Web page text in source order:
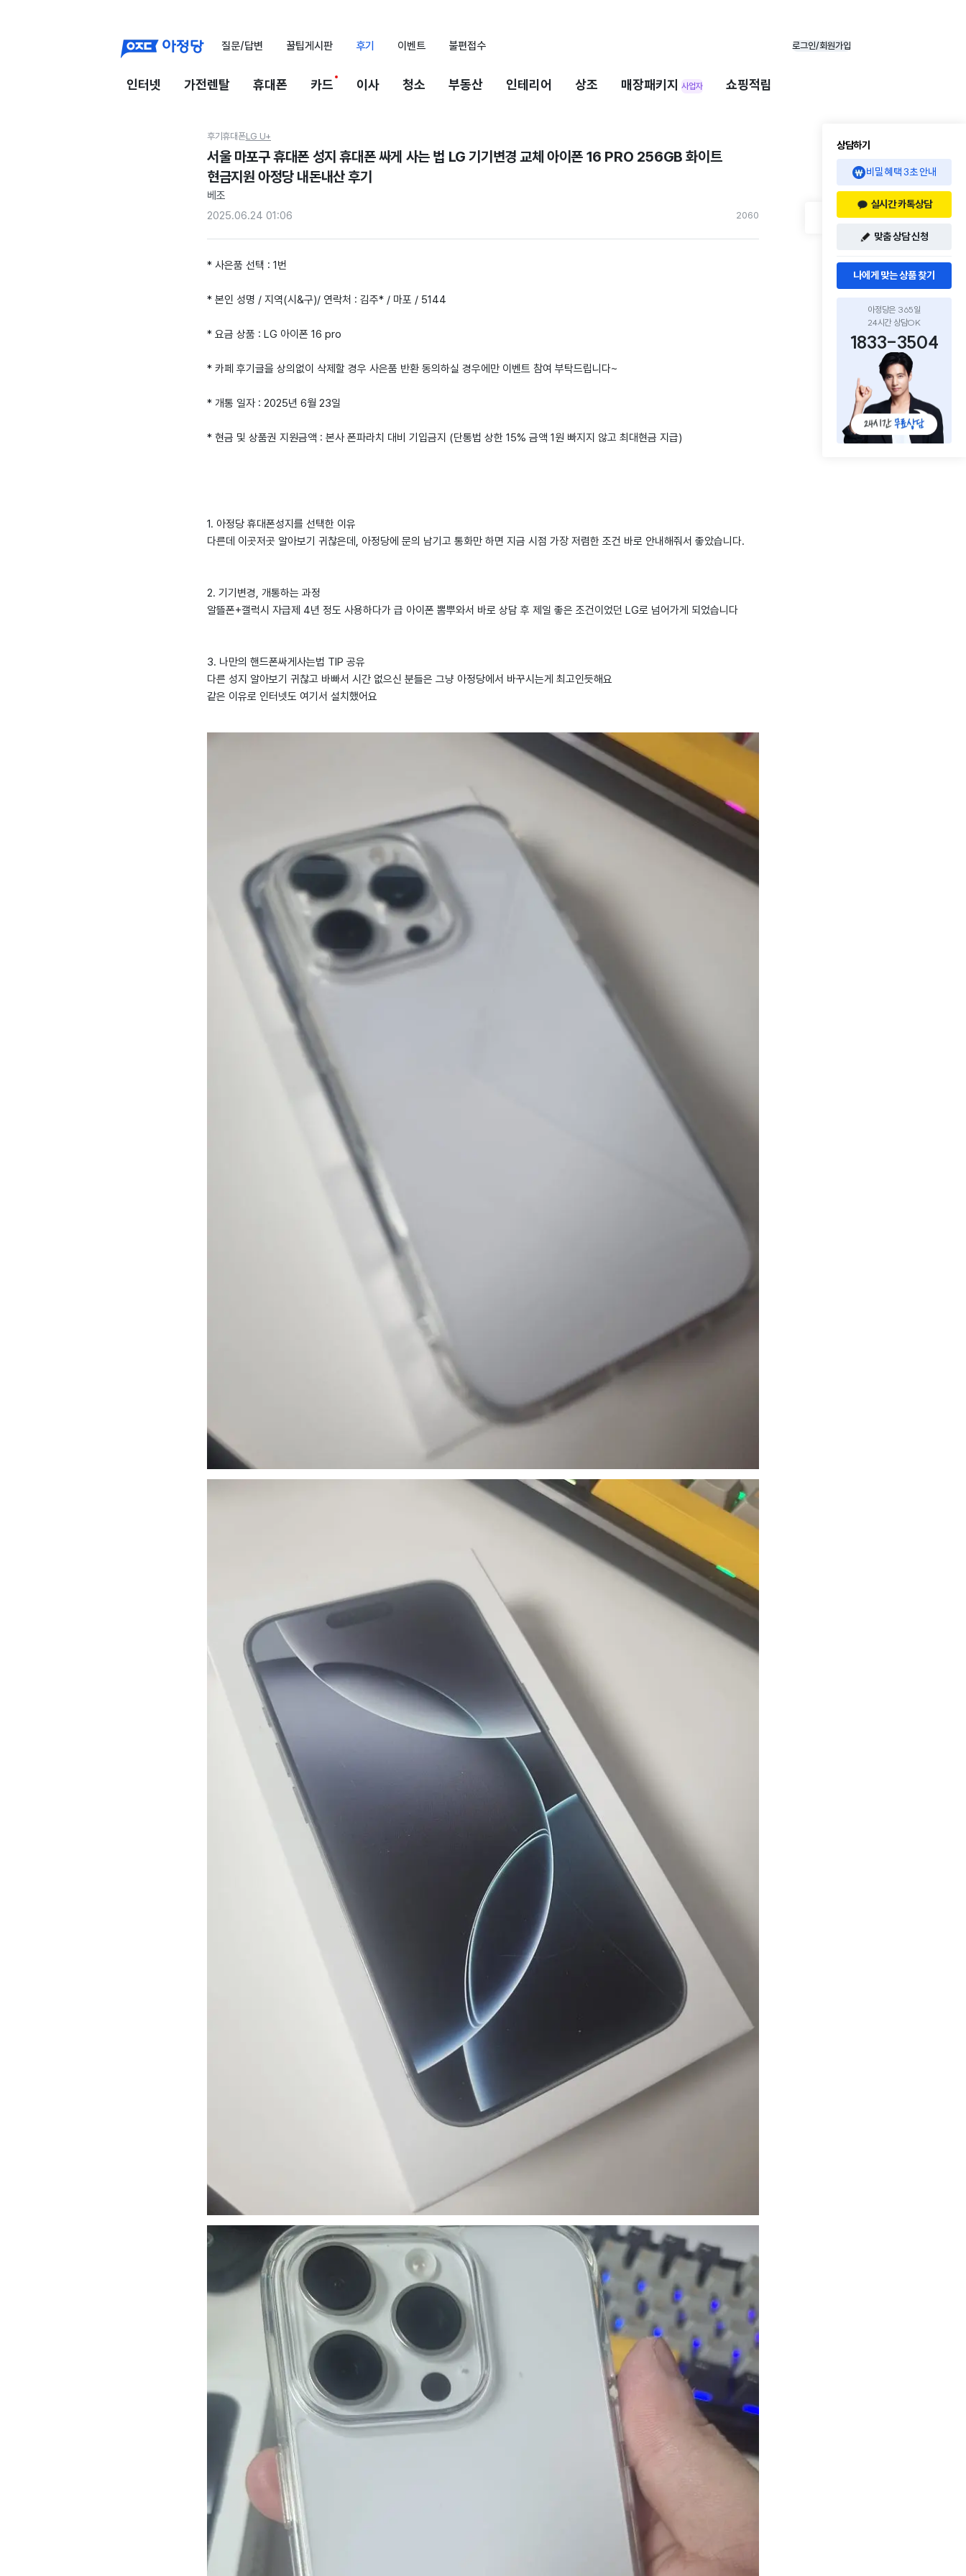
질문/답변 꿀팁게시판 후기 이벤트 불편접수 로그인/회원가입
인터넷 가전렌탈 휴대폰 카드 이사 청소 부동산 인테리어 상조 매장패키지 사업자 쇼핑적립
후기휴대폰LG U+
서울 마포구 휴대폰 성지 휴대폰 싸게 사는 법 LG 기기변경 교체 아이폰 16 PRO 256GB 화이트
현금지원 아정당 내돈내산 후기
베조
2025.06.24 01:06
2060
* 사은품 선택 : 1번
* 본인 성명 / 지역(시&구)/ 연락처 : 김주* / 마포 / 5144
* 요금 상품 : LG 아이폰 16 pro
* 카페 후기글을 상의없이 삭제할 경우 사은품 반환 동의하실 경우에만 이벤트 참여 부탁드립니다~
* 개통 일자 : 2025년 6월 23일
* 현금 및 상품권 지원금액 : 본사 폰파라치 대비 기입금지 (단통법 상한 15% 금액 1원 빠지지 않고 최대현금 지급)
1. 아정당 휴대폰성지를 선택한 이유
다른데 이곳저곳 알아보기 귀찮은데, 아정당에 문의 남기고 통화만 하면 지금 시점 가장 저렴한 조건 바로 안내해줘서 좋았습니다.
2. 기기변경, 개통하는 과정
알뜰폰+갤럭시 자급제 4년 정도 사용하다가 급 아이폰 뽐뿌와서 바로 상담 후 제일 좋은 조건이었던 LG로 넘어가게 되었습니다
3. 나만의 핸드폰싸게사는법 TIP 공유
다른 성지 알아보기 귀찮고 바빠서 시간 없으신 분들은 그냥 아정당에서 바꾸시는게 최고인듯해요
같은 이유로 인터넷도 여기서 설치했어요
상담하기
비밀 혜택 3초 안내
실시간 카톡상담
맞춤 상담 신청
나에게 맞는 상품 찾기
아정당은 365일
24시간 상담OK
1833-3504